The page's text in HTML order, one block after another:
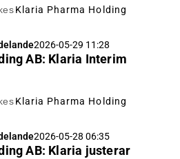
Klaria Pharma Holding
2026-05-29 11:28
AB: Klaria Interim
Klaria Pharma Holding
2026-05-28 06:35
AB: Klaria justerar